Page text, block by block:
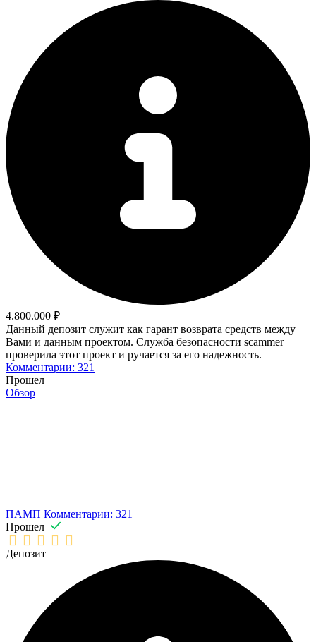
4.800.000 ₽
Данный депозит служит как гарант возврата средств между
Вами и данным проектом. Служба безопасности scammer
проверила этот проект и ручается за его надежность.
Комментарии: 321
Прошел
Обзор
ПАМП Комментарии: 321
Прошел
Депозит